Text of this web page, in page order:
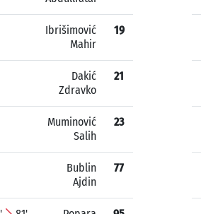
Ibrišimović
Mahir
19
Dakić
Zdravko
21
Muminović
Salih
23
Bublin
Ajdin
77